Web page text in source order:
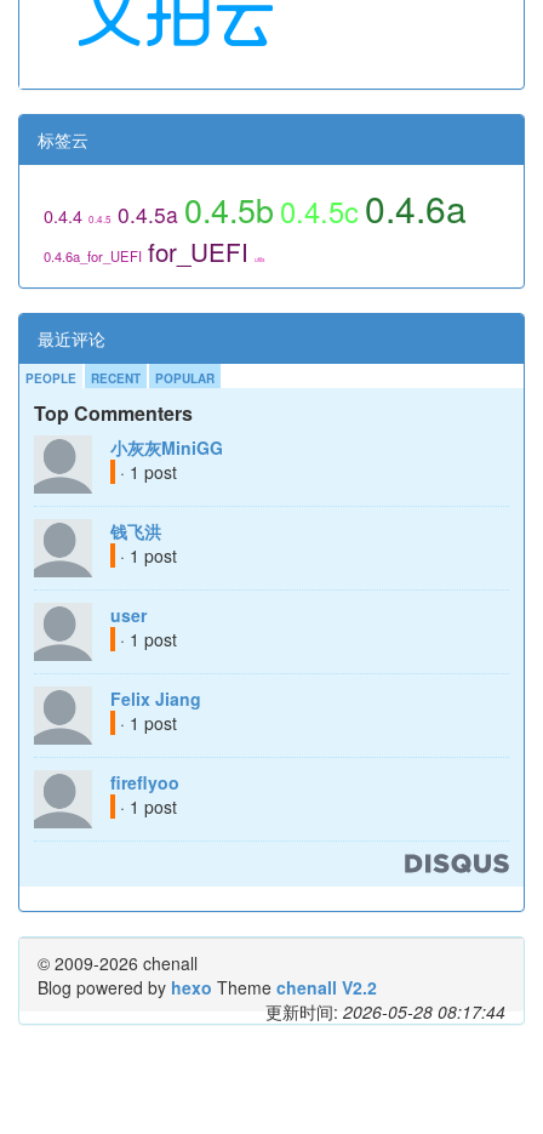
标签云
0.4.4 0.4.5 0.4.5a 0.4.5b 0.4.5c0.4.6a
0.4.6a_for_UEFI for_UEFI utils
最近评论
PEOPLE RECENT POPULAR
Top Commenters
小灰灰MiniGG
· 1 post
钱飞洪
· 1 post
user
· 1 post
Felix Jiang
· 1 post
fireflyoo
· 1 post
© 2009-2026 chenall
Blog powered by hexo Theme chenall V2.2
更新时间: 2026-05-28 08:17:44